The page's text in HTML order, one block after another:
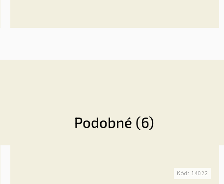
Podobné (6)
Kód: 14022